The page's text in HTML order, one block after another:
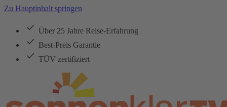
Zu Hauptinhalt springen
Über 25 Jahre Reise-Erfahrung
Best-Preis Garantie
TÜV zertifiziert